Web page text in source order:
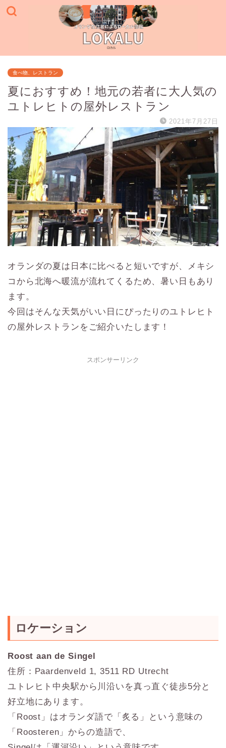
食べ物、レストラン
夏におすすめ！地元の若者に大人気の
ユトレヒトの屋外レストラン
2021年7月27日
オランダの夏は日本に比べると短いですが、メキシ
コから北海へ暖流が流れてくるため、暑い日もあり
ます。
今回はそんな天気がいい日にぴったりのユトレヒト
の屋外レストランをご紹介いたします！
スポンサーリンク
ロケーション
Roost aan de Singel
住所：Paardenveld 1, 3511 RD Utrecht
ユトレヒト中央駅から川沿いを真っ直ぐ徒歩5分と
好立地にあります。
「Roost」はオランダ語で「炙る」という意味の
「Roosteren」からの造語で、